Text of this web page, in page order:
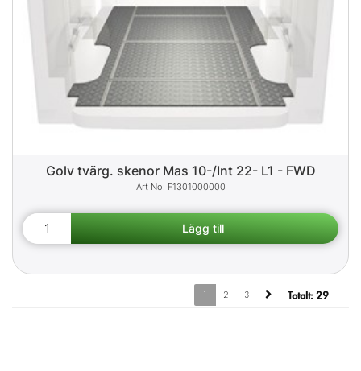
Golv tvärg. skenor Mas 10-/Int 22- L1 - FWD
F1301000000
1 2 3 Totalt: 29